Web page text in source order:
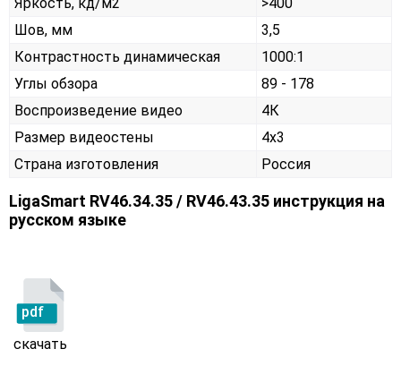
Яркость, кд/м2
>400
Шов, мм
3,5
Контрастность динамическая
1000:1
Углы обзора
89 - 178
Воспроизведение видео
4К
Размер видеостены
4x3
Страна изготовления
Россия
LigaSmart RV46.34.35 / RV46.43.35 инструкция на
русском языке
pdf
скачать